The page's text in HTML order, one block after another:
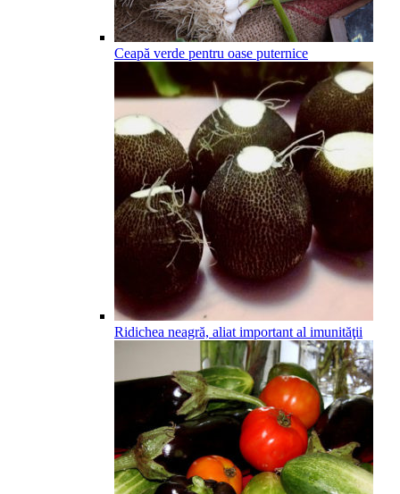
Ceapă verde pentru oase puternice
Ridichea neagră, aliat important al imunităţii